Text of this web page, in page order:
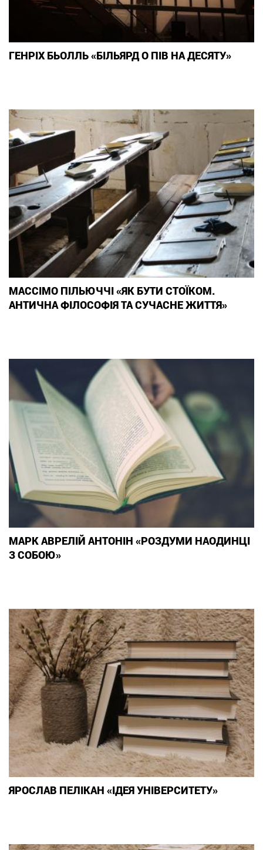
ГЕНРІХ БЬОЛЛЬ «БІЛЬЯРД О ПІВ НА ДЕСЯТУ»
МАССІМО ПІЛЬЮЧЧІ «ЯК БУТИ СТОЇКОМ.
АНТИЧНА ФІЛОСОФІЯ ТА СУЧАСНЕ ЖИТТЯ»
МАРК АВРЕЛІЙ АНТОНІН «РОЗДУМИ НАОДИНЦІ
З СОБОЮ»
ЯРОСЛАВ ПЕЛІКАН «ІДЕЯ УНІВЕРСИТЕТУ»